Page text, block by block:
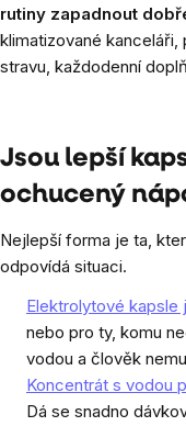
rutiny zapadnout
klimatizované
stravu, každodenní
Jsou lepší
ochucený
Nejlepší forma je ta,
odpovídá situaci.
Elektrolytové
nebo pro ty, komu
vodou a člověk
Koncentrát s vodou
Dá se snadno